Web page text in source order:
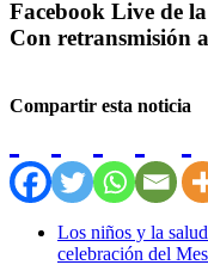
Facebook Live de
Con retransmisión
Compartir esta noticia
Los niños y la
celebración del